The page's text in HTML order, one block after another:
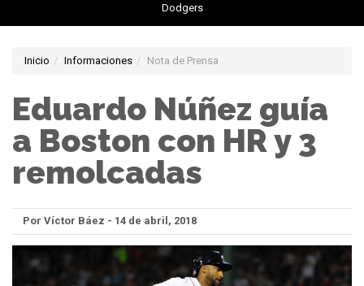
Dodgers
Inicio Informaciones Nota de Prensa
Eduardo Núñez guía
a Boston con HR y 3
remolcadas
Por Víctor Báez - 14 de abril, 2018